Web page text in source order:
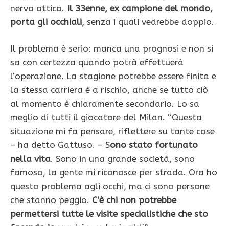
nervo ottico. Il 33enne, ex campione del mondo,
porta gli occhiali, senza i quali vedrebbe doppio.
Il problema è serio: manca una prognosi e non si
sa con certezza quando potrà effettuerà
l’operazione. La stagione potrebbe essere finita e
la stessa carriera è a rischio, anche se tutto ciò
al momento è chiaramente secondario. Lo sa
meglio di tutti il giocatore del Milan. “Questa
situazione mi fa pensare, riflettere su tante cose
– ha detto Gattuso. – Sono stato fortunato
nella vita. Sono in una grande società, sono
famoso, la gente mi riconosce per strada. Ora ho
questo problema agli occhi, ma ci sono persone
che stanno peggio. C’è chi non potrebbe
permettersi tutte le visite specialistiche che sto